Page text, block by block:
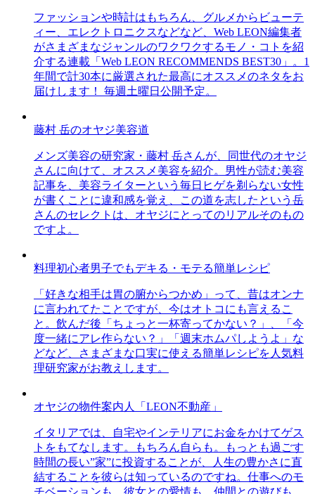
ファッションや時計はもちろん、グルメからビューテ
ィー、エレクトロニクスなどなど、Web LEON編集者
がさまざまなジャンルのワクワクするモノ・コトを紹
介する連載「Web LEON RECOMMENDS BEST30」。1
年間で計30本に厳選された最高にオススメのネタをお
届けします！ 毎週土曜日公開予定。
藤村 岳のオヤジ美容道
メンズ美容の研究家・藤村 岳さんが、同世代のオヤジ
さんに向けて、オススメ美容を紹介。男性が読む美容
記事を、美容ライターという毎日ヒゲを剃らない女性
が書くことに違和感を覚え、この道を志したという岳
さんのセレクトは、オヤジにとってのリアルそのもの
ですよ。
料理初心者男子でもデキる・モテる簡単レシピ
「好きな相手は胃の腑からつかめ」って、昔はオンナ
に言われてたことですが、今はオトコにも言えるこ
と。飲んだ後「ちょっと一杯寄ってかない？」、「今
度一緒にアレ作らない？」「週末ホムパしようよ」な
どなど、さまざまな口実に使える簡単レシピを人気料
理研究家がお教えします。
オヤジの物件案内人「LEON不動産」
イタリアでは、自宅やインテリアにお金をかけてゲス
トをもてなします。もちろん自らも。もっとも過ごす
時間の長い”家”に投資することが、人生の豊かさに直
結することを彼らは知っているのですね。仕事へのモ